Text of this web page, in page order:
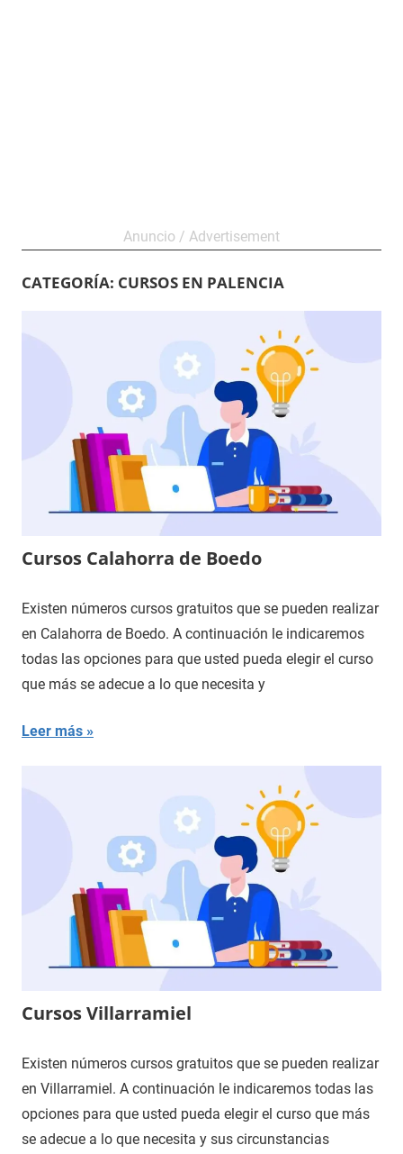
CATEGORÍA: CURSOS EN PALENCIA
Cursos Calahorra de Boedo
Existen números cursos gratuitos que se pueden realizar
en Calahorra de Boedo. A continuación le indicaremos
todas las opciones para que usted pueda elegir el curso
que más se adecue a lo que necesita y
Leer más
Cursos Villarramiel
Existen números cursos gratuitos que se pueden realizar
en Villarramiel. A continuación le indicaremos todas las
opciones para que usted pueda elegir el curso que más
se adecue a lo que necesita y sus circunstancias